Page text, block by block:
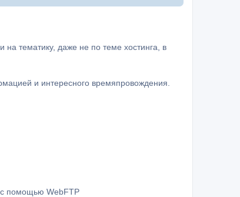
тематику, даже не по теме хостинга, в
и интересного времяпровождения.
с помощью WebFTP